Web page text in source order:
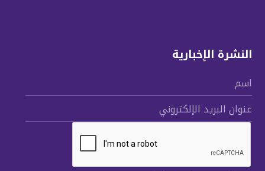
النشرة الإخبارية
اسم
عنوان البريد الإلكتروني